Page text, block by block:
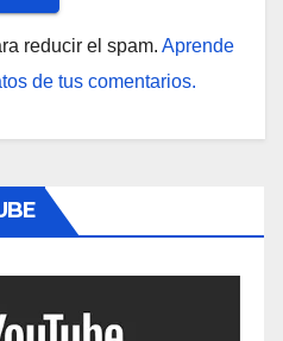
reducir el spam. Aprende
de tus comentarios.